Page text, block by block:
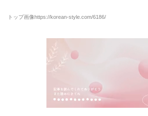
トップ画像https://korean-style.com/6186/